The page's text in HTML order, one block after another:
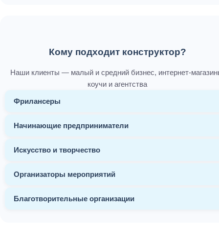
Кому подходит конструктор?
Наши клиенты — малый и средний бизнес, интернет-
коучи и агентства
Фрилансеры
Начинающие предприниматели
Искусство и творчество
Организаторы мероприятий
Благотворительные организации